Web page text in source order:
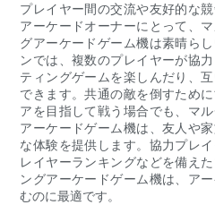
プレイヤー間の交流や友好的な
アーケードオーナーにとって、
グアーケードゲーム機は素晴ら
ンでは、複数のプレイヤーが協
ティングゲームを楽しんだり、
できます。共通の敵を倒すため
アを目指して戦う場合でも、マ
アーケードゲーム機は、友人や
な体験を提供します。協力プレ
レイヤーランキングなどを備え
ングアーケードゲーム機は、ア
むのに最適です。